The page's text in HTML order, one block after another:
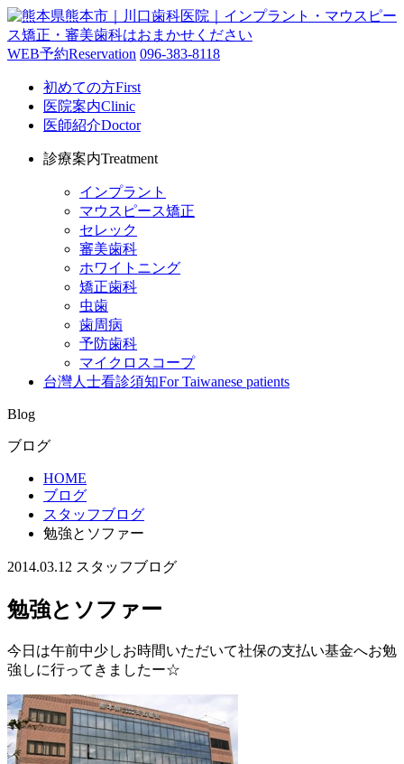
WEB予約Reservation 096-383-8118
初めての方First
医院案内Clinic
医師紹介Doctor
診療案内Treatment
インプラント
マウスピース矯正
セレック
審美歯科
ホワイトニング
矯正歯科
虫歯
歯周病
予防歯科
マイクロスコープ
台灣人士看診須知For Taiwanese patients
Blog
ブログ
HOME
ブログ
スタッフブログ
勉強とソファー
2014.03.12 スタッフブログ
勉強とソファー
今日は午前中少しお時間いただいて社保の支払い基金へお勉
強しに行ってきましたー☆